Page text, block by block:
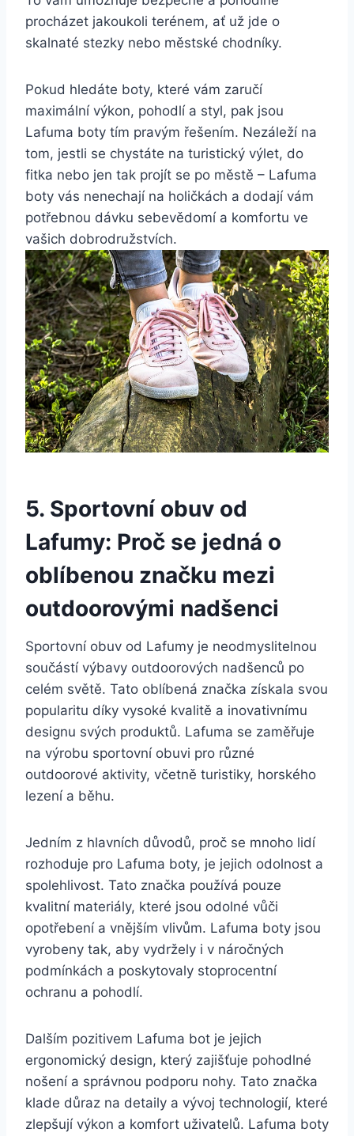
procházet jakoukoli terénem, ať už‍ jde o
‌skalnaté stezky nebo městské chodníky.
Pokud ‍hledáte boty, které vám zaručí
maximální výkon,⁢ pohodlí a styl, pak jsou
Lafuma‌ boty tím pravým​ řešením. Nezáleží na
⁤tom, jestli se chystáte na ‍turistický výlet, do
fitka nebo jen tak‍ projít se po městě – Lafuma
boty vás nenechají⁢ na⁤ holičkách a dodají vám
potřebnou dávku sebevědomí a komfortu ve
vašich ‌dobrodružstvích.
5. Sportovní obuv od
‍Lafumy: Proč se jedná⁢ o
oblíbenou značku⁤ mezi
outdoorovými nadšenci
Sportovní obuv od Lafumy je neodmyslitelnou
součástí výbavy⁣ outdoorových⁢ nadšenců po
celém světě. Tato ‌oblíbená značka‌ získala svou
popularitu díky‌ vysoké kvalitě a inovativnímu⁣
designu svých produktů.⁢ Lafuma se zaměřuje
na výrobu sportovní obuvi‍ pro různé‍
outdoorové ⁢aktivity, včetně turistiky, ⁣horského
lezení a běhu.
Jedním z hlavních důvodů, proč se mnoho lidí
rozhoduje pro Lafuma boty, je jejich odolnost a
spolehlivost. Tato značka ⁢používá pouze
kvalitní materiály, ⁢které jsou odolné vůči⁢
opotřebení a ​vnějším vlivům.⁤ Lafuma boty jsou
vyrobeny tak, aby vydržely i‌ v náročných
podmínkách a ⁣poskytovaly stoprocentní
ochranu‍ a pohodlí.
Dalším pozitivem ⁤Lafuma⁣ bot je jejich
⁤ergonomický design, který zajišťuje pohodlné
⁢nošení a správnou podporu nohy. Tato​ značka
klade důraz⁢ na detaily a vývoj technologií, které
zlepšují výkon a komfort uživatelů. Lafuma boty